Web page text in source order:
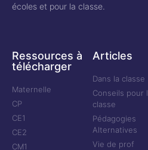
écoles et pour la classe.
Ressources à
télécharger
Maternelle
CP
CE1
CE2
CM1
Articles
Dans la classe
Conseils pour
classe
Pédagogies
Alternatives
Vie de prof